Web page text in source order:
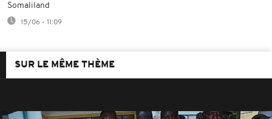
Somaliland
15/06 - 11:09
SUR LE MÊME THÈME